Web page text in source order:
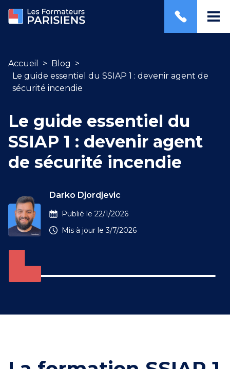
Accueil > Blog >
Le guide essentiel du SSIAP 1 : devenir agent de
sécurité incendie
Le guide essentiel du
SSIAP 1 : devenir agent
de sécurité incendie
Darko Djordjevic
Publié le 22/1/2026
Mis à jour le 3/7/2026